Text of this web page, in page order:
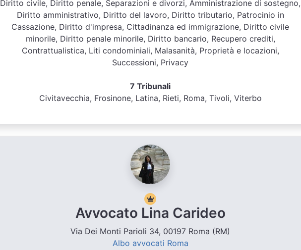
Diritto civile, Diritto penale, Separazioni e divorzi, Amministrazione di sostegno,
Diritto amministrativo, Diritto del lavoro, Diritto tributario, Patrocinio in
Cassazione, Diritto d'impresa, Cittadinanza ed immigrazione, Diritto civile
minorile, Diritto penale minorile, Diritto bancario, Recupero crediti,
Contrattualistica, Liti condominiali, Malasanità, Proprietà e locazioni,
Successioni, Privacy
7 Tribunali
Civitavecchia, Frosinone, Latina, Rieti, Roma, Tivoli, Viterbo
Avvocato Lina Carideo
Via Dei Monti Parioli 34, 00197 Roma (RM)
Albo avvocati Roma